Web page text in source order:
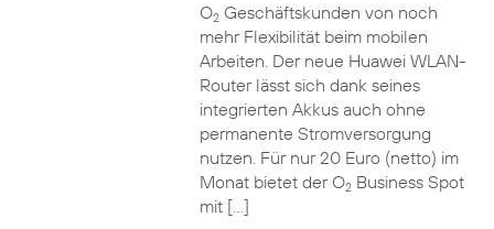
O2Geschäftskunden von noch
mehr Flexibilität beim mobilen
Arbeiten. Der neue Huawei WLAN-
Router lässt sich dank seines
integrierten Akkus auch ohne
permanente Stromversorgung
nutzen. Für nur 20 Euro (netto) im
Monat bietet der O2Business Spot
mit […]